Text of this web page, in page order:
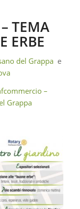
TEMA
ERBE
del Grappa e
–
Grappa